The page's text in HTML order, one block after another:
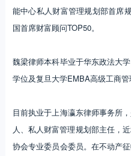
能中心私人财富管理规划部首席
国首席财富顾问TOP50。
魏梁律师本科毕业于华东政法大
学位及复旦大学EMBA高级工商管
目前执业于上海瀛东律师事务所
人、私人财富管理规划部主任，
协会专业委员会委员。在不动产